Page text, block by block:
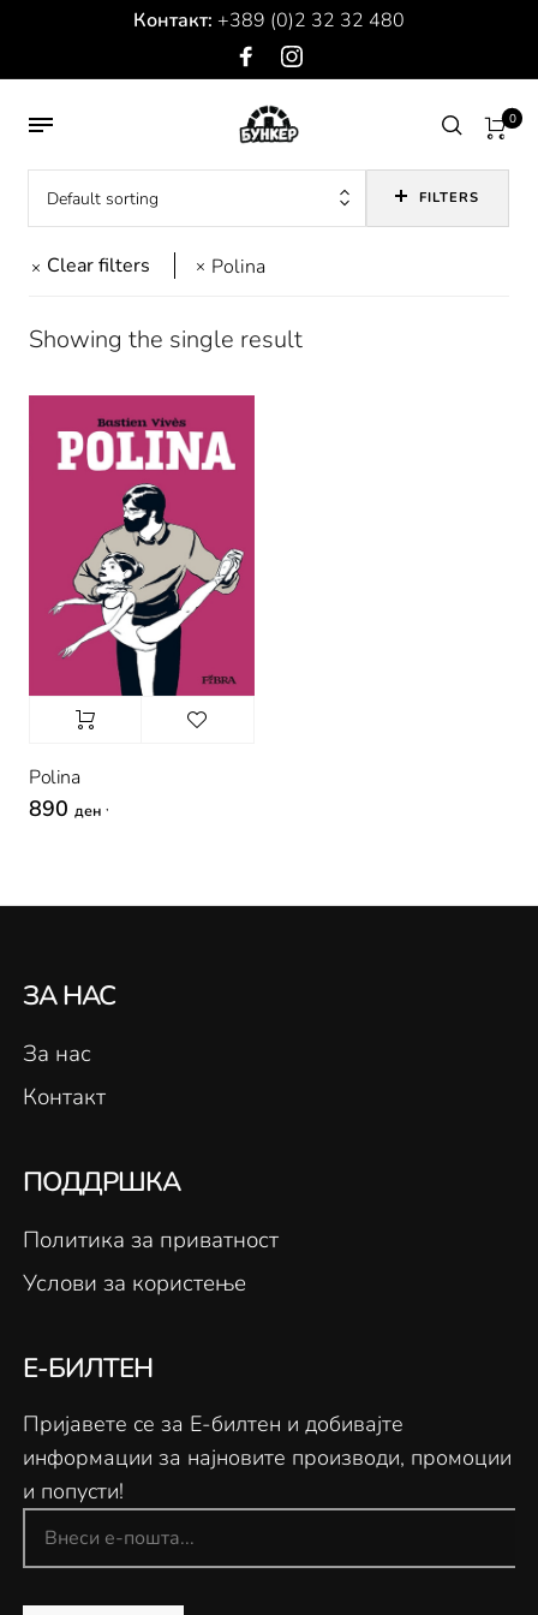
Контакт: +389 (0)2 32 32 480
0
Default sorting FILTERS
Clear filters Polina
Showing the single result
Polina
890 ден ,
ЗА НАС
За нас
Контакт
ПОДДРШКА
Политика за приватност
Услови за користење
Е-БИЛТЕН
Пријавете се за Е-билтен и добивајте
информации за најновите производи, промоции
и попусти!